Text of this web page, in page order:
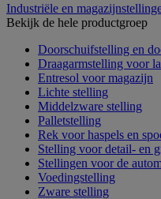
Industriële en
Bekijk de hele productgroep
Doorschuifstelling en
Draagarmstelling voor
Entresol voor magazijn
Lichte stelling
Middelzware stelling
Palletstelling
Rek voor haspels en
Stelling voor detail- en
Stellingen voor de
Voedingstelling
Zware stelling